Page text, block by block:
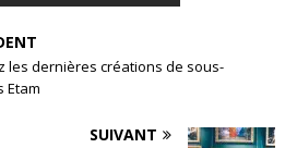
les dernières créations de sous-
Etam
SUIVANT